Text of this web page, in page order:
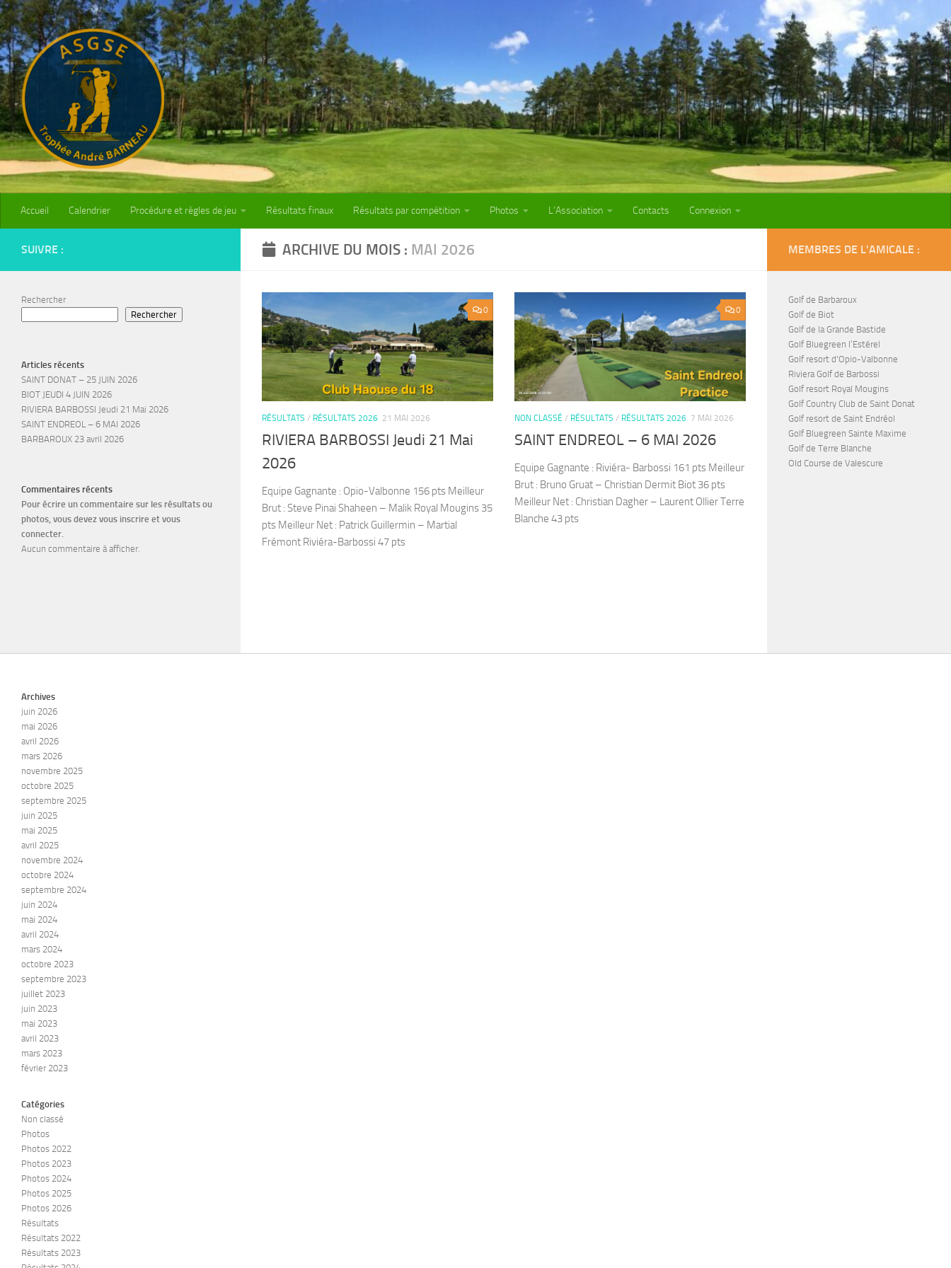
Skip to content
Accueil Calendrier Procédure et règles de jeu Résultats finaux Résultats par compétition Photos L’Association Contacts Connexion
ARCHIVE DU MOIS : MAI 2026
0
RÉSULTATS / RÉSULTATS 2026 21 MAI 2026
RIVIERA BARBOSSI Jeudi 21 Mai
2026
Equipe Gagnante : Opio-Valbonne 156 pts Meilleur
Brut : Steve Pinai Shaheen – Malik Royal Mougins 35
pts Meilleur Net : Patrick Guillermin – Martial
Frémont Riviéra-Barbossi 47 pts
0
NON CLASSÉ / RÉSULTATS / RÉSULTATS 2026 7 MAI 2026
SAINT ENDREOL – 6 MAI 2026
Equipe Gagnante : Riviéra- Barbossi 161 pts Meilleur
Brut : Bruno Gruat – Christian Dermit Biot 36 pts
Meilleur Net : Christian Dagher – Laurent Ollier Terre
Blanche 43 pts
SUIVRE :
Rechercher
Rechercher
Articles récents
SAINT DONAT – 25 JUIN 2026
BIOT JEUDI 4 JUIN 2026
RIVIERA BARBOSSI Jeudi 21 Mai 2026
SAINT ENDREOL – 6 MAI 2026
BARBAROUX 23 avril 2026
Commentaires récents
Pour écrire un commentaire sur les résultats ou
photos, vous devez vous inscrire et vous
connecter.
Aucun commentaire à afficher.
MEMBRES DE L'AMICALE :
Golf de Barbaroux
Golf de Biot
Golf de la Grande Bastide
Golf Bluegreen l’Estérel
Golf resort d'Opio-Valbonne
Riviera Golf de Barbossi
Golf resort Royal Mougins
Golf Country Club de Saint Donat
Golf resort de Saint Endréol
Golf Bluegreen Sainte Maxime
Golf de Terre Blanche
Old Course de Valescure
Archives
juin 2026
mai 2026
avril 2026
mars 2026
novembre 2025
octobre 2025
septembre 2025
juin 2025
mai 2025
avril 2025
novembre 2024
octobre 2024
septembre 2024
juin 2024
mai 2024
avril 2024
mars 2024
octobre 2023
septembre 2023
juillet 2023
juin 2023
mai 2023
avril 2023
mars 2023
février 2023
Catégories
Non classé
Photos
Photos 2022
Photos 2023
Photos 2024
Photos 2025
Photos 2026
Résultats
Résultats 2022
Résultats 2023